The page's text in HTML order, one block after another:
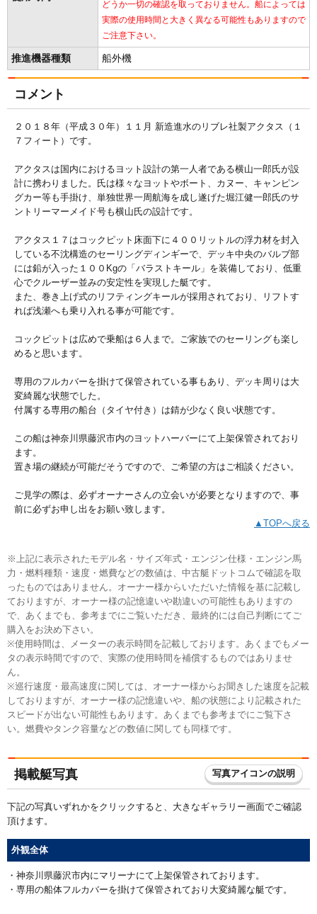
どうか一切の確認を取っておりません。船によっては
実際の使用時間と大きく異なる可能性もありますので
ご注意下さい。
推進機器種類 船外機
コメント
２０１８年（平成３０年）１１月 新造進水のリブレ社製アクタス（１
７フィート）です。
アクタスは国内におけるヨット設計の第一人者である横山一郎氏が設
計に携わりました。氏は様々なヨットやボート、カヌー、キャンピン
グカー等も手掛け、単独世界一周航海を成し遂げた堀江健一郎氏のサ
ントリーマーメイド号も横山氏の設計です。
アクタス１７はコックピット床面下に４００リットルの浮力材を封入
している不沈構造のセーリングディンギーで、デッキ中央のバルブ部
には鉛が入った１００Kgの「バラストキール」を装備しており、低重
心でクルーザー並みの安定性を実現した艇です。
また、巻き上げ式のリフティングキールが採用されており、リフトす
れば浅瀬へも乗り入れる事が可能です。
コックピットは広めで乗船は６人まで。ご家族でのセーリングも楽し
めると思います。
専用のフルカバーを掛けて保管されている事もあり、デッキ周りは大
変綺麗な状態でした。
付属する専用の船台（タイヤ付き）は錆が少なく良い状態です。
この船は神奈川県藤沢市内のヨットハーバーにて上架保管されており
ます。
置き場の継続が可能だそうですので、ご希望の方はご相談ください。
ご見学の際は、必ずオーナーさんの立会いが必要となりますので、事
前に必ずお申し出をお願い致します。
▲TOPへ戻る
※上記に表示されたモデル名・サイズ年式・エンジン仕様・エンジン馬
力・燃料種類・速度・燃費などの数値は、中古艇ドットコムで確認を取
ったものではありません。オーナー様からいただいた情報を基に記載し
ておりますが、オーナー様の記憶違いや勘違いの可能性もありますの
で、あくまでも、参考までにご覧いただき、最終的には自己判断にてご
購入をお決め下さい。
※使用時間は、メーターの表示時間を記載しております。あくまでもメー
タの表示時間ですので、実際の使用時間を補償するものではありませ
ん。
※巡行速度・最高速度に関しては、オーナー様からお聞きした速度を記載
しておりますが、オーナー様の記憶違いや、船の状態により記載された
スピードが出ない可能性もあります。あくまでも参考までにご覧下さ
い。燃費やタンク容量などの数値に関しても同様です。
掲載艇写真 写真アイコンの説明
下記の写真いずれかをクリックすると、大きなギャラリー画面でご確認
頂けます。
外観全体
・神奈川県藤沢市内にマリーナにて上架保管されております。
・専用の船体フルカバーを掛けて保管されており大変綺麗な艇です。